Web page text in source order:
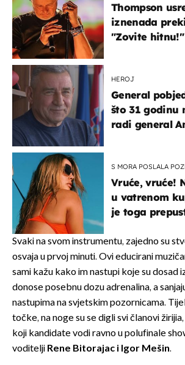
Thompson
iznenada
"Zovite hitnu!"
HEROJ
General
što 31 godinu
radi general
S MORA POSLALA
Vruće, vruće!
u vatrenom
je toga
Svaki na svom instrumentu, zajedno su
osvaja u prvoj minuti. Ovi educirani
sami kažu kako im nastupi koje su dosad
donose posebnu dozu adrenalina, a
nastupima na svjetskim pozornicama.
točke, na noge su se digli svi članovi žirijia,
koji kandidate vodi ravno u polufinale
voditelji Rene Bitorajac i Igor Mešin.